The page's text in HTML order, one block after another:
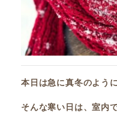
本日は急に真冬のよう
そんな寒い日は、室内